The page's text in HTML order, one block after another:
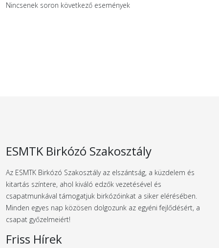
Nincsenek soron következő események
ESMTK Birkózó Szakosztály
Az ESMTK Birkózó Szakosztály az elszántság, a küzdelem és
kitartás színtere, ahol kiváló edzők vezetésével és
csapatmunkával támogatjuk birkózóinkat a siker elérésében.
Minden egyes nap közösen dolgozunk az egyéni fejlődésért, a
csapat győzelmeiért!
Friss Hírek